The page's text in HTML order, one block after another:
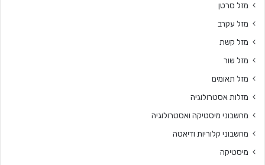
מזל סרטן
מזל עקרב
מזל קשת
מזל שור
מזל תאומים
מזלות אסטרולוגיה
מחשבוני מיסטיקה ואסטרולוגיה
מחשבוני קלוריות ודיאטה
מיסטיקה